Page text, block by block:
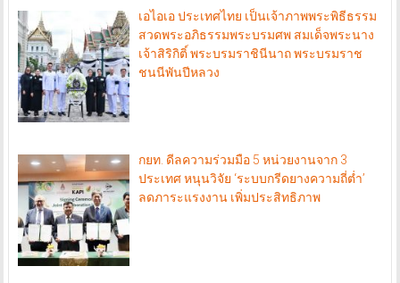
เอไอเอ ประเทศไทย เป็นเจ้าภาพพระพิธีธรรม
สวดพระอภิธรรมพระบรมศพ สมเด็จพระนาง
เจ้าสิริกิติ์ พระบรมราชินีนาถ พระบรมราช
ชนนีพันปีหลวง
กยท. ดีลความร่วมมือ 5 หน่วยงานจาก 3
ประเทศ หนุนวิจัย ‘ระบบกรีดยางความถี่ต่ำ’
ลดภาระแรงงาน เพิ่มประสิทธิภาพ